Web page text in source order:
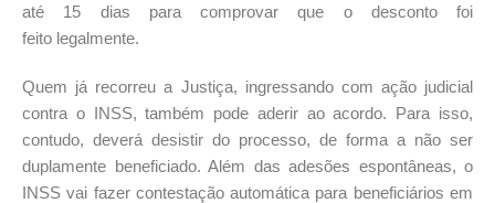
até 15 dias para comprovar que o desconto foi
feito legalmente.
Quem já recorreu a Justiça, ingressando com ação judicial
contra o INSS, também pode aderir ao acordo. Para isso,
contudo, deverá desistir do processo, de forma a não ser
duplamente beneficiado. Além das adesões espontâneas, o
INSS vai fazer contestação automática para beneficiários em